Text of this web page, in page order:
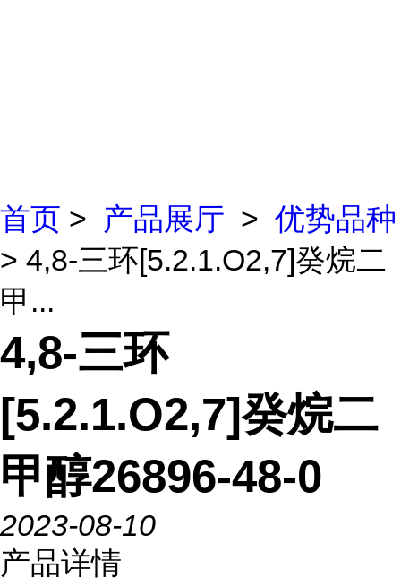
首页 > 产品展厅 > 优势品种
> 4,8-三环[5.2.1.O2,7]癸烷二
甲...
4,8-三环
[5.2.1.O2,7]癸烷二
甲醇26896-48-0
2023-08-10
产品详情